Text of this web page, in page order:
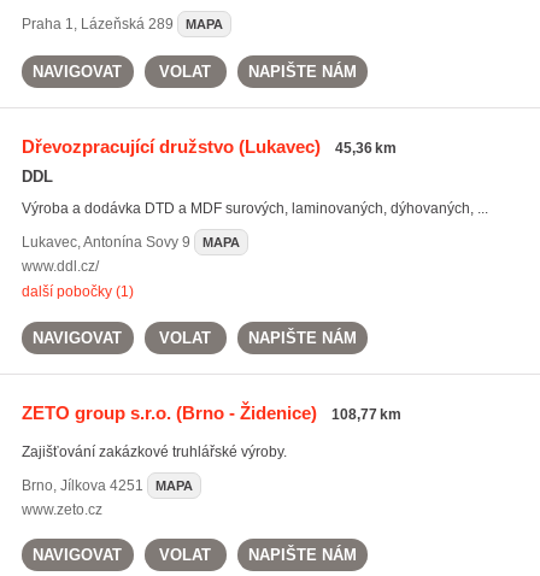
Praha 1, Lázeňská 289 MAPA
NAVIGOVAT VOLAT NAPIŠTE NÁM
Dřevozpracující družstvo(Lukavec) 45,36 km
DDL
Výroba a dodávka DTD a MDF surových, laminovaných, dýhovaných, ...
Lukavec,Antonína Sovy 9 MAPA
www.ddl.cz/
další pobočky (1)
NAVIGOVAT VOLAT NAPIŠTE NÁM
ZETO group s.r.o.(Brno - Židenice) 108,77 km
Zajišťování zakázkové truhlářské výroby.
Brno, Jílkova 4251 MAPA
www.zeto.cz
NAVIGOVAT VOLAT NAPIŠTE NÁM